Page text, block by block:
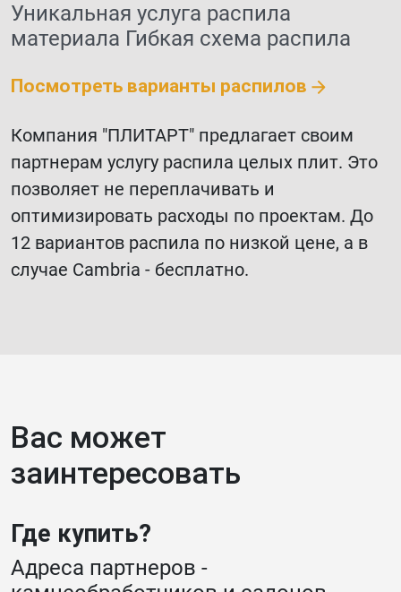
Уникальная услуга распила
материала Гибкая схема распила
Посмотреть варианты распилов
Компания "ПЛИТАРТ" предлагает своим
партнерам услугу распила целых плит. Это
позволяет не переплачивать и
оптимизировать расходы по проектам. До
12 вариантов распила по низкой цене, а в
случае Cambria - бесплатно.
Вас может
заинтересовать
Где купить?
Адреса партнеров -